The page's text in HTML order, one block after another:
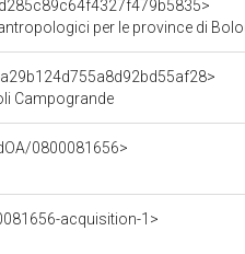
per le province di
Campogrande
0800081656>
acquisition-1>